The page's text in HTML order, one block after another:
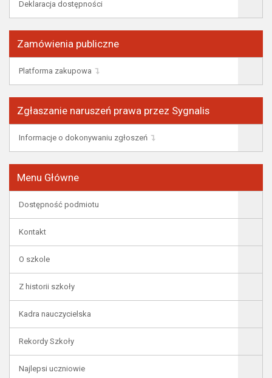
Deklaracja dostępności
Zamówienia publiczne
Platforma zakupowa
Zgłaszanie naruszeń prawa przez Sygnalis
Informacje o dokonywaniu zgłoszeń
Menu Główne
Dostępność podmiotu
Kontakt
O szkole
Z historii szkoły
Kadra nauczycielska
Rekordy Szkoły
Najlepsi uczniowie